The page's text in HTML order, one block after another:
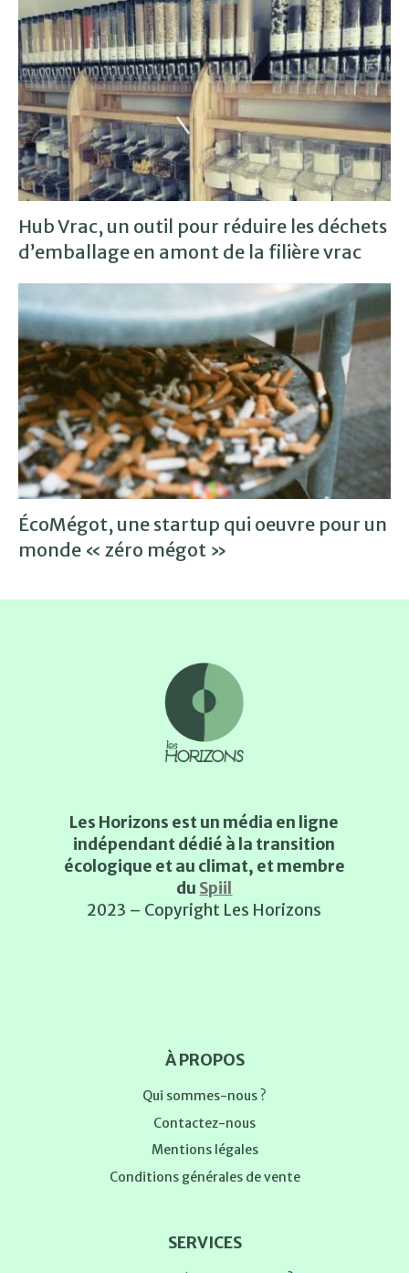
Hub Vrac, un outil pour réduire les déchets
d’emballage en amont de la filière vrac
ÉcoMégot, une startup qui oeuvre pour un
monde « zéro mégot »
Les Horizons est un média en ligne
indépendant dédié à la transition
écologique et au climat, et membre
du Spiil
2023 – Copyright Les Horizons
À PROPOS
Qui sommes-nous ?
Contactez-nous
Mentions légales
Conditions générales de vente
SERVICES